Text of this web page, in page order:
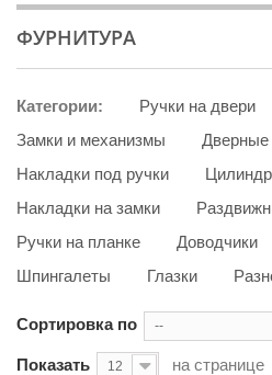
ФУРНИТУРА
Категории:
Ручки на двери
Замки и механизмы
Дверные
Накладки под ручки
Накладки на замки
Ручки на планке
Доводчики
Шпингалеты
Глазки
Сортировка по --
Показать 12 на странице